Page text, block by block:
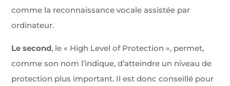
comme la reconnaissance vocale assistée par
ordinateur.
Le second, le « High Level of Protection », permet,
comme son nom l’indique, d’atteindre un niveau de
protection plus important. Il est donc conseillé pour